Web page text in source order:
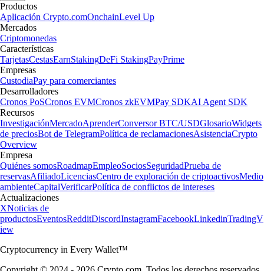
Productos
Aplicación Crypto.comOnchainLevel Up
Mercados
Criptomonedas
Características
TarjetasCestasEarnStakingDeFi StakingPayPrime
Empresas
CustodiaPay para comerciantes
Desarrolladores
Cronos PoSCronos EVMCronos zkEVMPay SDKAI Agent SDK
Recursos
InvestigaciónMercadoAprenderConversor BTC/USDGlosarioWidgets
de preciosBot de TelegramPolítica de reclamacionesAsistenciaCrypto
Overview
Empresa
Quiénes somosRoadmapEmpleoSociosSeguridadPrueba de
reservasAfiliadoLicenciasCentro de exploración de criptoactivosMedio
ambienteCapitalVerificarPolítica de conflictos de intereses
Actualizaciones
XNoticias de
productosEventosRedditDiscordInstagramFacebookLinkedinTradingV
iew
Cryptocurrency in Every Wallet™